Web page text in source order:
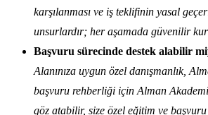
karşılanması ve iş teklifinin yasal
unsurlardır; her aşamada güvenilir
Başvuru sürecinde destek alabilir
Alanınıza uygun özel danışmanlık,
başvuru rehberliği için Alman
göz atabilir, size özel eğitim ve